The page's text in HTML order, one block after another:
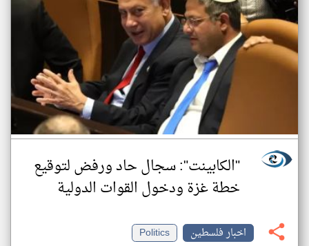
"الكابينت": سجال حاد ورفض لتوقيع
خطة غزة ودخول القوات الدولية
اخبار فلسطين
Politics